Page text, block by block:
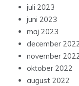
juli 2023
juni 2023
maj 2023
december
november
oktober 2022
august 2022